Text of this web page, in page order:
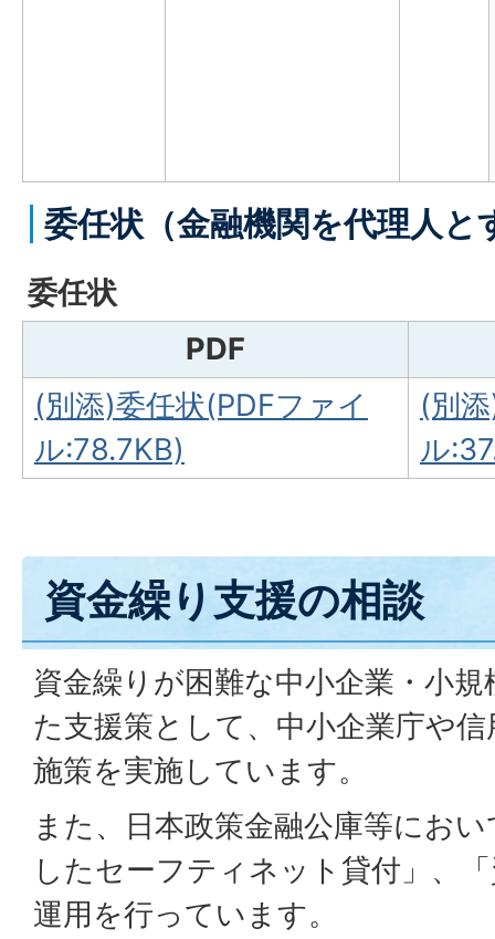
委任状（金融機関を代理人と
委任状
PDF
(別添)委任状(PDFファイ
ル:78.7KB)
(別
ル
資金繰り支援の相談
資金繰りが困難な中小企業・小
た支援策として、中小企業庁や
施策を実施しています。
また、日本政策金融公庫等にお
したセーフティネット貸付」、
運用を行っています。